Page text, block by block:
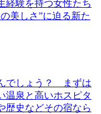
経験を持つ女性たち
美しさ”に迫る新た
でしょう？ まずは
温泉と高いホスピタ
歴史などその宿なら